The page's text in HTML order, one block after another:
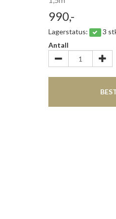
990,-
Lagerstatus:
3
Antall